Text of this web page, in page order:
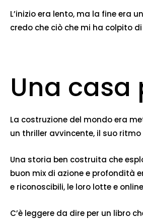
L’inizio era lento, ma la fine era
credo che ciò che mi ha colpito
Una casa
La costruzione del mondo era
un thriller avvincente, il suo
Una storia ben costruita che
buon mix di azione e profondità
e riconoscibili, le loro lotte e
C’è leggere da dire per un libro